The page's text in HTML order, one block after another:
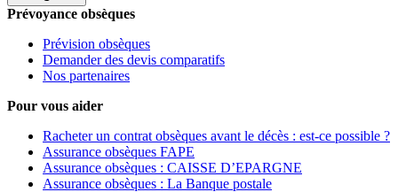
Prévoyance obsèques
Prévision obsèques
Demander des devis comparatifs
Nos partenaires
Pour vous aider
Racheter un contrat obsèques avant le décès : est-ce possible ?
Assurance obsèques FAPE
Assurance obsèques : CAISSE D’EPARGNE
Assurance obsèques : La Banque postale